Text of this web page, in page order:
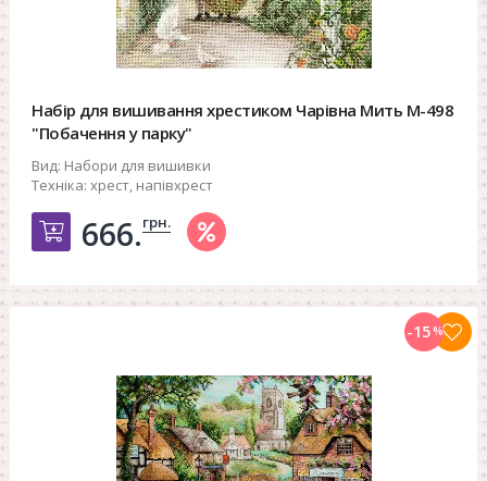
Набір для вишивання хрестиком Чарівна Мить М-498
"Побачення у парку"
Вид: Набори для вишивки
Техніка: хрест, напівхрест
Добавить в корзину
666.грн.
-15%